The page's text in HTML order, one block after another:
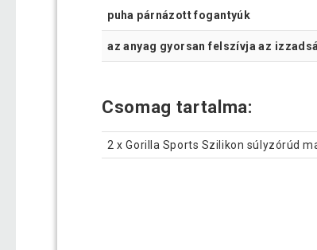
puha párnázott fogantyúk
az anyag gyorsan felszívja az
Csomag tartalma:
2 x Gorilla Sports Szilikon súlyzórúd